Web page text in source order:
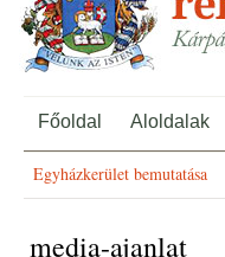
Főoldal Aloldalak
Egyházkerület bemutatása
media-ajanlat